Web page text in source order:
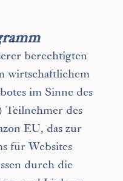
berechtigten
wirtschaftlichem
im Sinne des
des
EU, das zur
für Websites
durch die